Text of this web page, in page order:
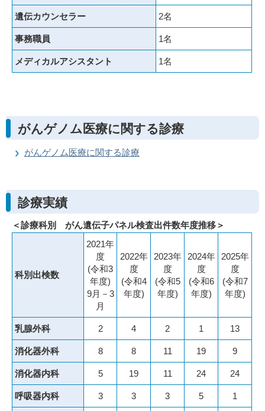
遺伝カウンセラー 2名
事務職員 1名
メディカルアシスタント 1名
がんゲノム医療に関する診療
がんゲノム医療に関する診療
診療実績
＜診療科別 がん遺伝子パネル検査出件数年度推移＞
科別出検数
2021年
度
(令和3
年度)
9月－3
月
2022年
度
(令和4
年度)
2023年
度
(令和5
年度)
2024年
度
(令和6
年度)
2025年
度
(令和7
年度)
乳腺外科 2 4 2 1 13
消化器外科 8 8 11 19 9
消化器内科 5 19 11 24 24
呼吸器内科 3 3 3 5 1